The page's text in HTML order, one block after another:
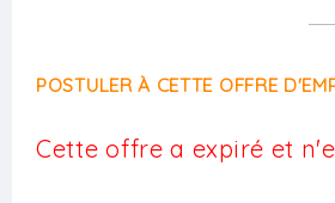
POSTULER À CETTE OFFRE
Cette offre a expiré et